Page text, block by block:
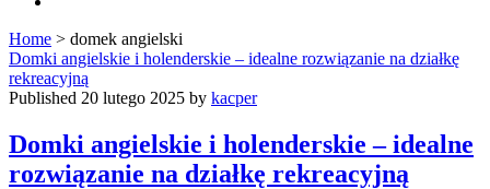
Home > domek angielski
Tag:
<span>domek
angielski</span>
Domki angielskie i holenderskie – idealne rozwiązanie na działkę
rekreacyjną
Published 20 lutego 2025 by kacper
Domki angielskie i holenderskie – idealne
rozwiązanie na działkę rekreacyjną